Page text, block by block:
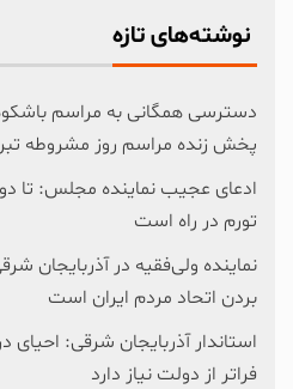
نوشته‌های تازه
دسترسی همگانی به مراسم
پخش زنده مراسم روز مشروطه
ادعای عجیب نماینده مجلس: تا دو
تورم در راه است
نماینده ولی‌فقیه در آذربایجان
بردن اتحاد مردم ایران است
استاندار آذربایجان شرقی: احیای
فراتر از دولت نیاز دارد